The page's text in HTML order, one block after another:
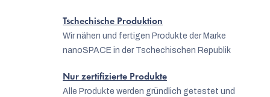
Tschechische Produktion
Wir nähen und fertigen Produkte der Marke
nanoSPACE in der Tschechischen Republik
Nur zertifizierte Produkte
Alle Produkte werden gründlich getestet und